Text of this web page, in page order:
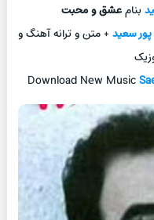
بنامعشق و محبت
سعید+ متن و ترانه آهنگ و
Download New Music